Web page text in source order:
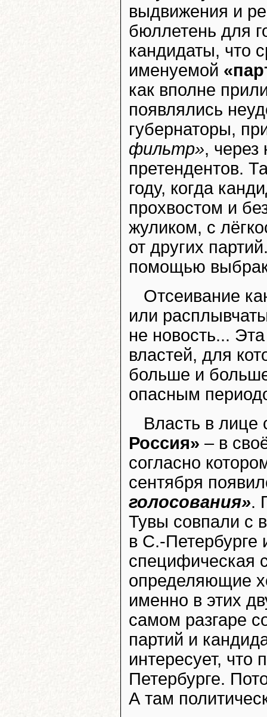
выдвижения и
бюллетень для
кандидаты, что
именуемой
как вполне
появлялись
губернаторы,
фильтр», через
претендентов.
году, когда
прохвостом и
жуликом, с
от других
помощью
Отсеивание
или
не новость...
властей, для
больше и
опасным
Власть в лице
Россия» – в
согласно
сентября
голосования».
Тувы совпали с
в С.-Петербурге
специфическая
определяющие
именно в этих
самом разгаре
партий и
интересует, что
Петербурге.
А там